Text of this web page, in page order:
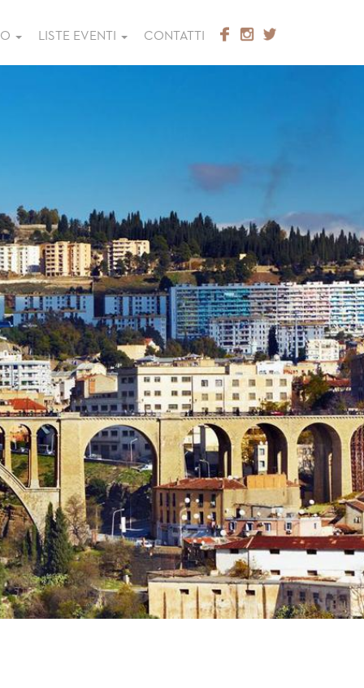
LISTE EVENTI CONTATTI